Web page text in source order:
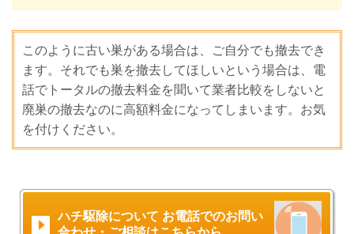
このように古い巣がある場合は、ご自分でも撤去でき
ます。それでも巣を撤去してほしいという場合は、電
話でトータルの撤去料金を聞いて業者比較をしないと
廃巣の撤去なのに高額料金になってしまいます。お気
を付けください。
ハチ駆除について お電話でのお問い